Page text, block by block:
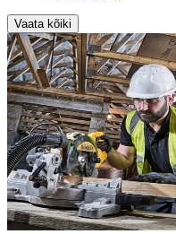
Vaata kõiki